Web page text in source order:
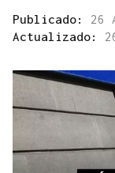
Publicado: 26
Actualizado: